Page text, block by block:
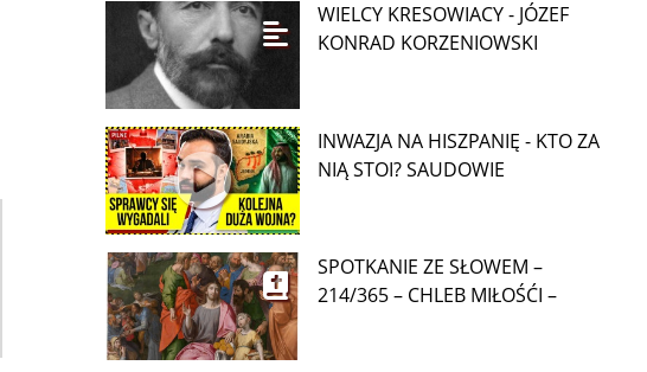
WIELCY KRESOWIACY - JÓZEF
KONRAD KORZENIOWSKI
INWAZJA NA HISZPANIĘ - KTO ZA
NIĄ STOI? SAUDOWIE
SPOTKANIE ZE SŁOWEM –
214/365 – CHLEB MIŁOŚĆI –